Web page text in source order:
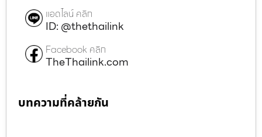
แอดไลน์ คลิก
ID: @thethailink
Facebook คลิก
TheThailink.com
บทความที่คล้ายกัน